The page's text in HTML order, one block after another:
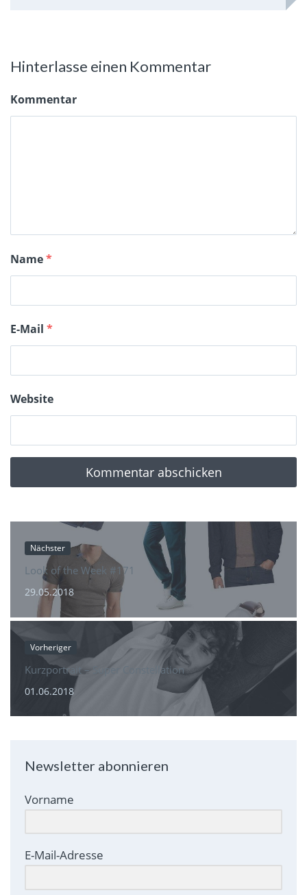
Hinterlasse einen Kommentar
Kommentar
Name*
E-Mail *
Website
Nächster
Look of the Week #171
29.05.2018
Vorheriger
Kurzportrait – Super Constellation
01.06.2018
Newsletter abonnieren
Vorname
E-Mail-Adresse